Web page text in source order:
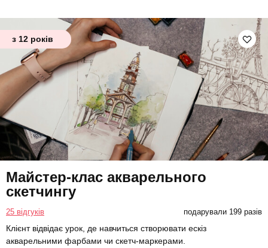
з 12 років
Майстер-клас акварельного
скетчингу
25 відгуків подарували 199 разів
Клієнт відвідає урок, де навчиться створювати ескіз
акварельними фарбами чи скетч-маркерами.